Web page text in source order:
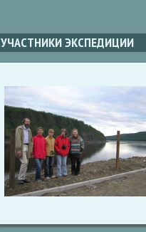
УЧАСТНИКИ ЭКСПЕДИЦИИ